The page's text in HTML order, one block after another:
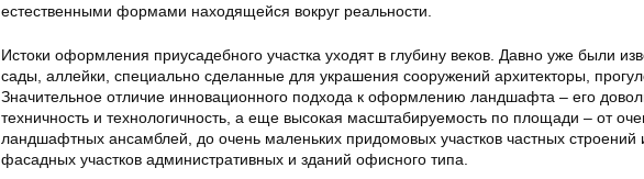
естественными формами находящейся вокруг реальности.
Истоки оформления приусадебного участка уходят в глубину веков. Давно уже были
сады, аллейки, специально сделанные для украшения сооружений архитекторы,
Значительное отличие инновационного подхода к оформлению ландшафта – его
техничность и технологичность, а еще высокая масштабируемость по площади – от
ландшафтных ансамблей, до очень маленьких придомовых участков частных строений
фасадных участков административных и зданий офисного типа.